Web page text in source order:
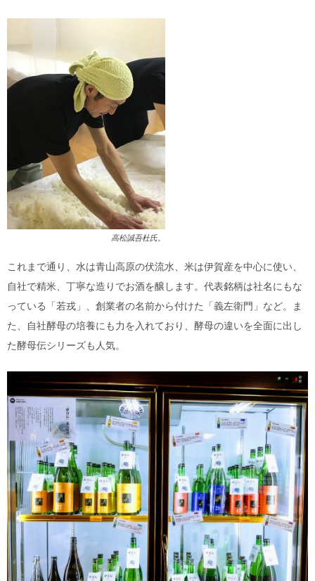
高松誠吾杜氏。
これまで通り、水は青山高原の伏流水、米は伊賀産を中心に使い、
自社で精米、丁寧な造りでお酒を醸します。代表銘柄は社名にもな
っている「若戎」、創業者の名前から付けた「義左衛門」など。ま
た、自社酵母の培養にも力を入れており、酵母の違いを全面に出し
た酵母伝シリーズも人気。